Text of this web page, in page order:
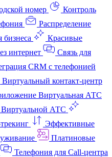
номер
Контроль
Распределение
Красивые
интернет
Связь для
CRM с телефонией
Виртуальный контакт‑центр
Виртуальная АТС
АТС
Эффективные
Платиновые
Телефония для Call-центра